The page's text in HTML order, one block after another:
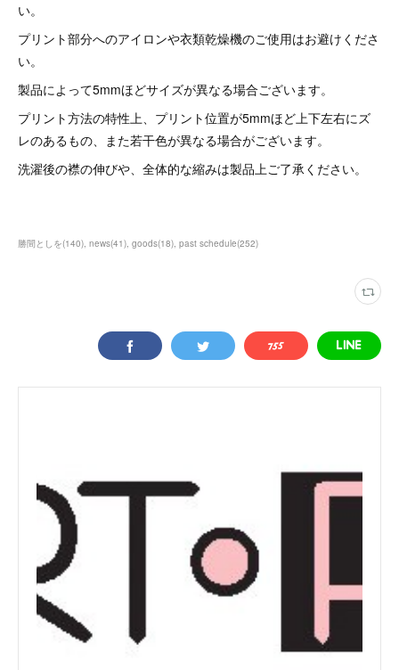
い。
プリント部分へのアイロンや衣類乾燥機のご使用はお避けくださ
い。
製品によって5mmほどサイズが異なる場合ございます。
プリント方法の特性上、プリント位置が5mmほど上下左右にズ
レのあるもの、また若干色が異なる場合がございます。
洗濯後の襟の伸びや、全体的な縮みは製品上ご了承ください。
勝間としを(140) news(41) goods(18) past schedule(252)